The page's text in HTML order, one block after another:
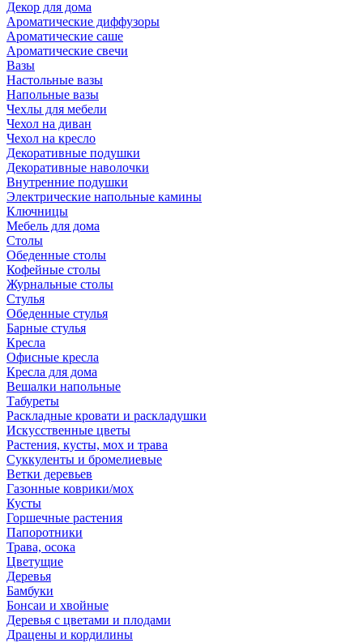
Декор для дома
Ароматические диффузоры
Ароматические саше
Ароматические свечи
Вазы
Настольные вазы
Напольные вазы
Чехлы для мебели
Чехол на диван
Чехол на кресло
Декоративные подушки
Декоративные наволочки
Внутренние подушки
Электрические напольные камины
Ключницы
Мебель для дома
Столы
Обеденные столы
Кофейные столы
Журнальные столы
Стулья
Обеденные стулья
Барные стулья
Кресла
Офисные кресла
Кресла для дома
Вешалки напольные
Табуреты
Раскладные кровати и раскладушки
Искусственные цветы
Растения, кусты, мох и трава
Суккуленты и бромелиевые
Ветки деревьев
Газонные коврики/мох
Кусты
Горшечные растения
Папоротники
Трава, осока
Цветущие
Деревья
Бамбуки
Бонсаи и хвойные
Деревья с цветами и плодами
Драцены и кордилины